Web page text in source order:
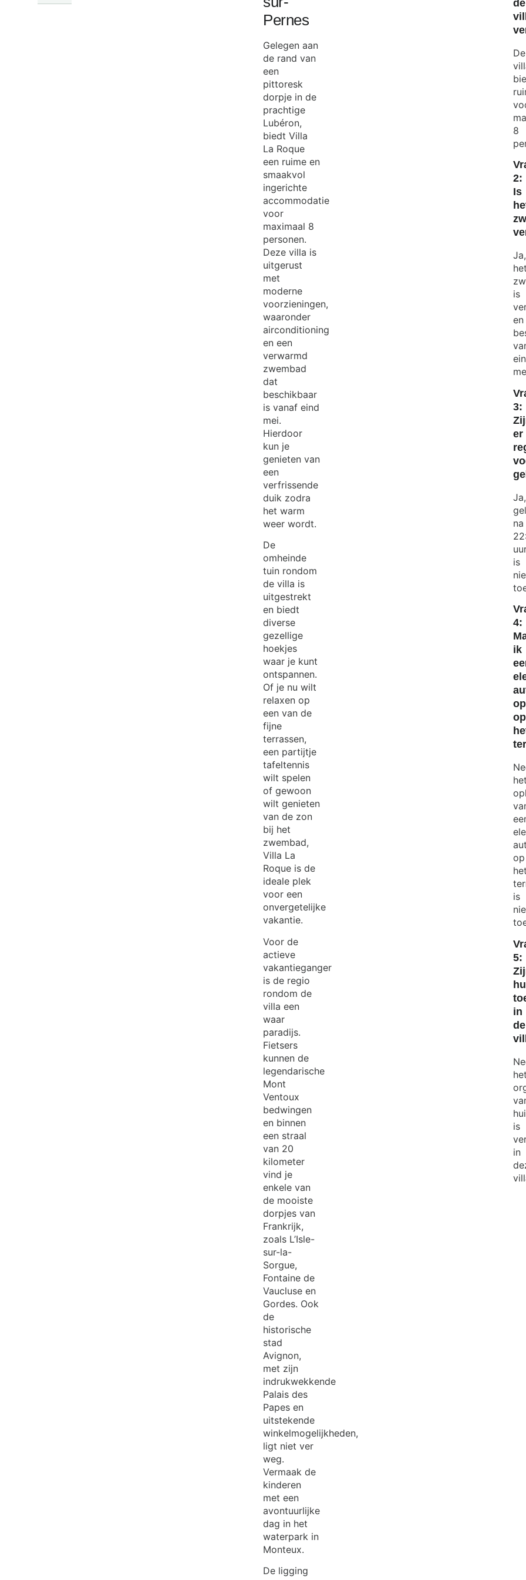
Pernes
Gelegen aan
de rand van
een
pittoresk
dorpje in de
prachtige
Lubéron,
biedt Villa
La Roque
een ruime en
smaakvol
ingerichte
accommodatie
voor
maximaal 8
personen.
Deze villa is
uitgerust
met
moderne
voorzieningen,
waaronder
airconditioning
en een
verwarmd
zwembad
dat
beschikbaar
is vanaf eind
mei.
Hierdoor
kun je
genieten van
een
verfrissende
duik zodra
het warm
weer wordt.
De
omheinde
tuin rondom
de villa is
uitgestrekt
en biedt
diverse
gezellige
hoekjes
waar je kunt
ontspannen.
Of je nu wilt
relaxen op
een van de
fijne
terrassen,
een partijtje
tafeltennis
wilt spelen
of gewoon
wilt genieten
van de zon
bij het
zwembad,
Villa La
Roque is de
ideale plek
voor een
onvergetelijke
vakantie.
Voor de
actieve
vakantieganger
is de regio
rondom de
villa een
waar
paradijs.
Fietsers
kunnen de
legendarische
Mont
Ventoux
bedwingen
en binnen
een straal
van 20
kilometer
vind je
enkele van
de mooiste
dorpjes van
Frankrijk,
zoals L’Isle-
sur-la-
Sorgue,
Fontaine de
Vaucluse en
Gordes. Ook
de
historische
stad
Avignon,
met zijn
indrukwekkende
Palais des
Papes en
uitstekende
winkelmogelijkheden,
ligt niet ver
weg.
Vermaak de
kinderen
met een
avontuurlijke
dag in het
waterpark in
Monteux.
De ligging
de
De
8
2:
Is
Ja,
het
is
en
3:
er
Ja,
na
is
4:
ik
op
het
op
het
is
5:
in
de
het
is
in